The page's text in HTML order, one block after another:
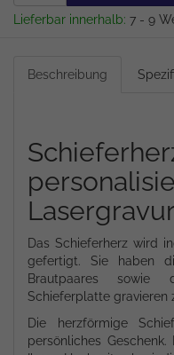
Lieferbar innerhalb: 7 - 9
Beschreibung
Lasergravur
Das Schieferherz wird
gefertigt. Sie haben
Brautpaares sowie
Schieferplatte gravieren
Die herzförmige
persönliches